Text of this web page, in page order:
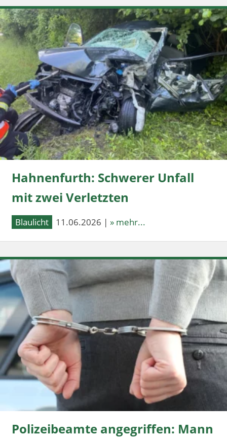
Hahnenfurth: Schwerer Unfall
mit zwei Verletzten
Blaulicht 11.06.2026 | » mehr...
Polizeibeamte angegriffen: Mann